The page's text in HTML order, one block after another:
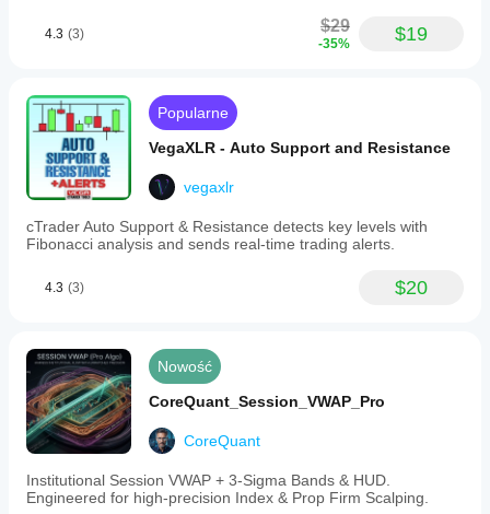
4.3 (3) $29
-35% $19
Popularne
VegaXLR - Auto Support and Resistance
vegaxlr
cTrader Auto Support & Resistance detects key levels with
Fibonacci analysis and sends real-time trading alerts.
4.3 (3) $20
Nowość
CoreQuant_Session_VWAP_Pro
CoreQuant
Institutional Session VWAP + 3-Sigma Bands & HUD.
Engineered for high-precision Index & Prop Firm Scalping.